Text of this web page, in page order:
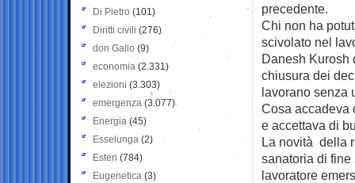
precedente.
Chi non ha
scivolato nel
Danesh Kurosh
chiusura dei
lavorano senza
Cosa accadeva
e accettava di
La novità della
sanatoria di
lavoratore
Di Pietro (101)
Diritti civili (276)
don Gallo (9)
economia (2.331)
elezioni (3.303)
emergenza (3.077)
Energia (45)
Esselunga (2)
Esteri (784)
Eugenetica (3)